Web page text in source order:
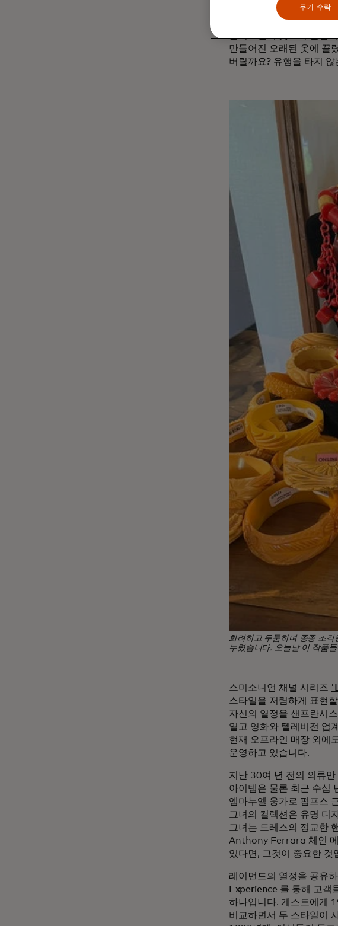
"저는 우연한 기회에 지
만들어진 오래된 옷에 끌
버릴까요? 유행을 타지
화려하고 두툼하며 종종 조
누렸습니다. 오늘날 이 작품
스미소니언 채널 시리즈
스타일을 저렴하게 표현
자신의 열정을 샌프란시
열고 영화와 텔레비전 업
현재 오프라인 매장 외에
운영하고 있습니다.
지난 30여 년 전의 의류
아이템은 물론 최근 수십
엠마누엘 웅가로 펌프스
그녀의 컬렉션은 유명 디
그녀는 드레스의 정교한
Anthony Ferrara 체인 메
있다면, 그것이 중요한 것
레이먼드의 열정을 공유
Experience 를 통해 고객
하나입니다. 게스트에게
비교하면서 두 스타일이
쿠키 수락